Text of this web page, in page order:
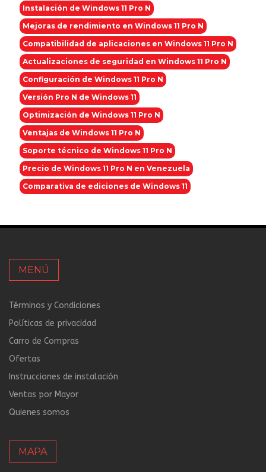
Instalación de Windows 11 Pro N
Mejoras de rendimiento en Windows 11 Pro N
Compatibilidad de aplicaciones en Windows 11 Pro N
Actualizaciones de seguridad en Windows 11 Pro N
Configuración de Windows 11 Pro N
Versión Pro N de Windows 11
Optimización de Windows 11 Pro N
Ventajas de Windows 11 Pro N
Soporte técnico de Windows 11 Pro N
Precio de Windows 11 Pro N en Venezuela
Comparativa de ediciones de Windows 11
MENÚ
Términos y Condiciones
Políticas de privacidad
Carro de Compras
Ofertas
Instrucciones de instalación
Ventas por Mayor
Quienes somos
MAPA